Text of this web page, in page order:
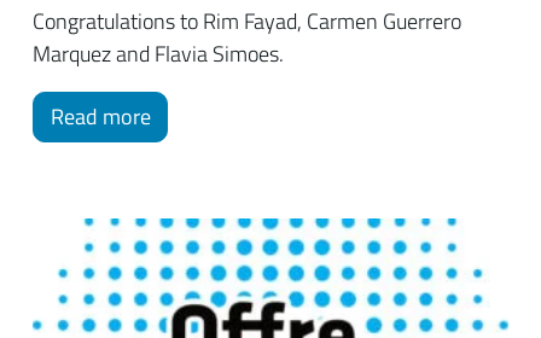
Congratulations to Rim Fayad, Carmen Guerrero
Marquez and Flavia Simoes.
Read more